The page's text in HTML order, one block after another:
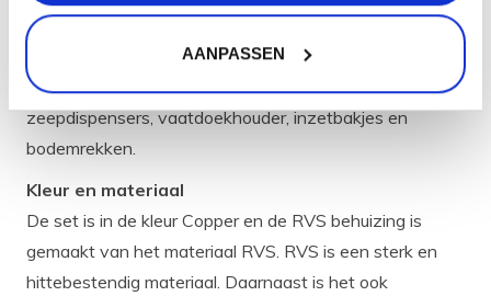
AANPASSEN
De Lanesto Ischia ledverlichting Copper met
wanddimmer Jung/Gira set van 3 ledspot is qua kleur
hetzelfde als andere Lanesto Copper accessoires, zoals
zeepdispensers, vaatdoekhouder, inzetbakjes en
bodemrekken.
Kleur en materiaal
De set is in de kleur Copper en de RVS behuizing is
gemaakt van het materiaal RVS. RVS is een sterk en
hittebestendig materiaal. Daarnaast is het ook